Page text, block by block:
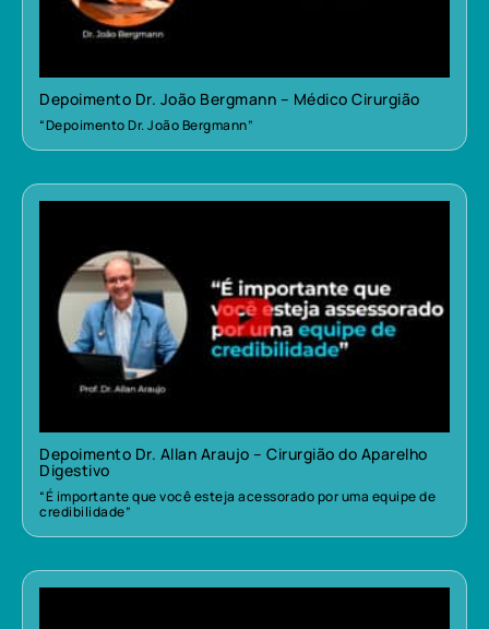
Depoimento Dr. João Bergmann – Médico Cirurgião
“Depoimento Dr. João Bergmann”
Depoimento Dr. Allan Araujo – Cirurgião do Aparelho
Digestivo
“É importante que você esteja acessorado por uma equipe de
credibilidade”